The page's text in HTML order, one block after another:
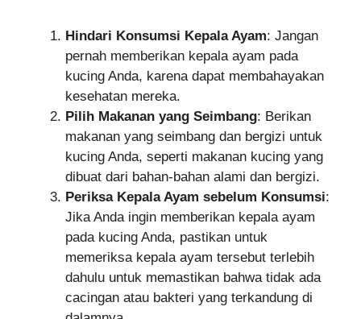
Hindari Konsumsi Kepala Ayam: Jangan
pernah memberikan kepala ayam pada
kucing Anda, karena dapat membahayakan
kesehatan mereka.
Pilih Makanan yang Seimbang: Berikan
makanan yang seimbang dan bergizi untuk
kucing Anda, seperti makanan kucing yang
dibuat dari bahan-bahan alami dan bergizi.
Periksa Kepala Ayam sebelum Konsumsi:
Jika Anda ingin memberikan kepala ayam
pada kucing Anda, pastikan untuk
memeriksa kepala ayam tersebut terlebih
dahulu untuk memastikan bahwa tidak ada
cacingan atau bakteri yang terkandung di